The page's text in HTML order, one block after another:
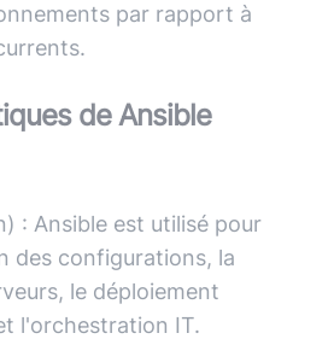
par rapport à
deAnsible
: Ansible est utilisé pour
des configurations, la
le déploiement
l'orchestration IT.